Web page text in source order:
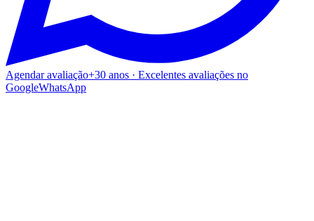
Agendar avaliação+30 anos · Excelentes avaliações no
GoogleWhatsApp